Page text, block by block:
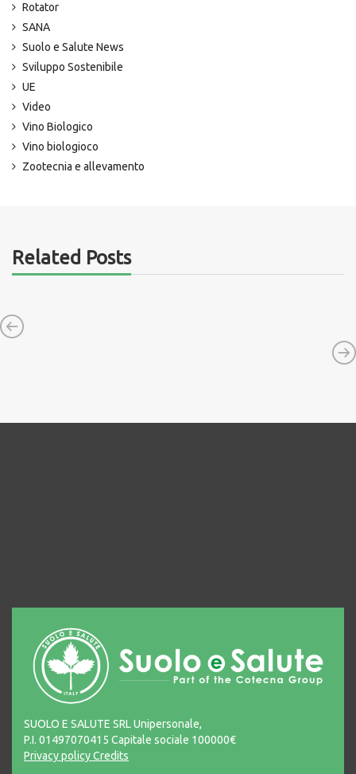
Rotator
SANA
Suolo e Salute News
Sviluppo Sostenibile
UE
Video
Vino Biologico
Vino biologioco
Zootecnia e allevamento
Related Posts
SUOLO E SALUTE SRL Unipersonale,
P.I. 01497070415 Capitale sociale 100000€
Privacy policyCredits